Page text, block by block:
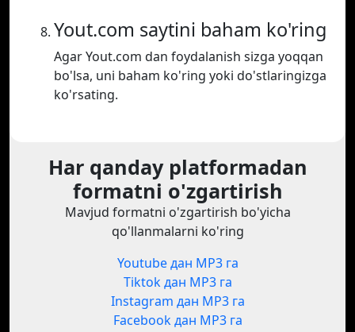
Yout.com saytini baham ko'ring
Agar Yout.com dan foydalanish sizga yoqqan
bo'lsa, uni baham ko'ring yoki do'stlaringizga
ko'rsating.
Har qanday platformadan
formatni o'zgartirish
Mavjud formatni o'zgartirish bo'yicha
qo'llanmalarni ko'ring
Youtube дан MP3 га
Tiktok дан MP3 га
Instagram дан MP3 га
Facebook дан MP3 га